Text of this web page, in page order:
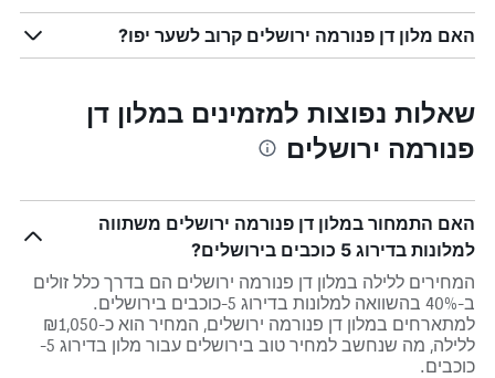
האם מלון דן פנורמה ירושלים קרוב לשער יפו?
שאלות נפוצות למזמינים במלון דן
פנורמה ירושלים
האם התמחור במלון דן פנורמה ירושלים משתווה
למלונות בדירוג 5 כוכבים בירושלים?
המחירים ללילה במלון דן פנורמה ירושלים הם בדרך כלל זולים
ב-40% בהשוואה למלונות בדירוג 5-כוכבים בירושלים.
למתארחים במלון דן פנורמה ירושלים, המחיר הוא כ-₪1,050
ללילה, מה שנחשב למחיר טוב בירושלים עבור מלון בדירוג 5-
כוכבים.